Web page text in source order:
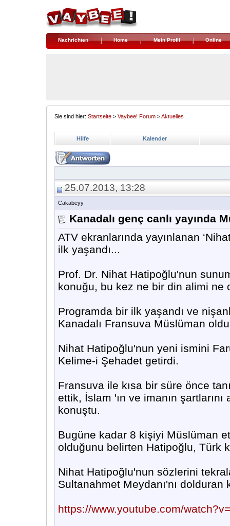
Nachrichten Home Mein Profil Online
Sie sind hier: Startseite > Vaybee! Forum >Aktuelles
Hilfe Kalender
25.07.2013, 13:28
Cakabeyy
Kanadalı genç canlı yayında
ATV ekranlarında yayınlanan
ilk yaşandı...
Prof. Dr. Nihat Hatipoğlu'nun
konuğu, bu kez ne bir din alimi ne
Programda bir ilk yaşandı ve
Kanadalı Fransuva Müslüman
Nihat Hatipoğlu'nun yeni ismini
Kelime-i Şehadet getirdi.
Fransuva ile kısa bir süre önce
ettik, İslam 'ın ve imanın
konuştu.
Bugüne kadar 8 kişiyi Müslüman
olduğunu belirten Hatipoğlu, Türk
Nihat Hatipoğlu'nun sözlerini
Sultanahmet Meydanı'nı dolduran
https://www.youtube.com/